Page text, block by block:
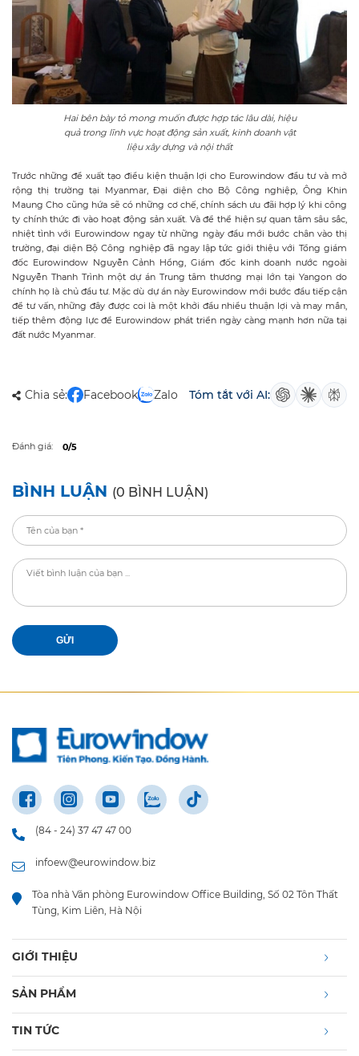
Hai bên bày tỏ mong muốn được hợp tác lâu dài, hiệu
quả trong lĩnh vực hoạt động sản xuất, kinh doanh vật
liệu xây dựng và nội thất
Trước những đề xuất tạo điều kiện thuận lợi cho Eurowindow đầu tư và mở
rộng thị trường tại Myanmar, Đại diện cho Bộ Công nghiệp, Ông Khin
Maung Cho cũng hứa sẽ có những cơ chế, chính sách ưu đãi hợp lý khi công
ty chính thức đi vào hoạt động sản xuất. Và để thể hiện sự quan tâm sâu sắc,
nhiệt tình với Eurowindow ngay từ những ngày đầu mới bước chân vào thị
trường, đại diện Bộ Công nghiệp đã ngay lập tức giới thiệu với Tổng giám
đốc Eurowindow Nguyễn Cảnh Hồng, Giám đốc kinh doanh nước ngoài
Nguyễn Thanh Trình một dự án Trung tâm thương mại lớn tại Yangon do
chính họ là chủ đầu tư. Mặc dù dự án này Eurowindow mới bước đầu tiếp cận
để tư vấn, những đây được coi là một khởi đầu nhiều thuận lợi và may mắn,
tiếp thêm động lực để Eurowindow phát triển ngày càng mạnh hơn nữa tại
đất nước Myanmar.
Chia sẻ: Facebook Zalo Tóm tắt với AI:
Đánh giá: 0/5
BÌNH LUẬN (0 BÌNH LUẬN)
GỬI
(84 - 24) 37 47 47 00
infoew@eurowindow.biz
Tòa nhà Văn phòng Eurowindow Office Building, Số 02 Tôn Thất
Tùng, Kim Liên, Hà Nội
GIỚI THIỆU
SẢN PHẨM
TIN TỨC